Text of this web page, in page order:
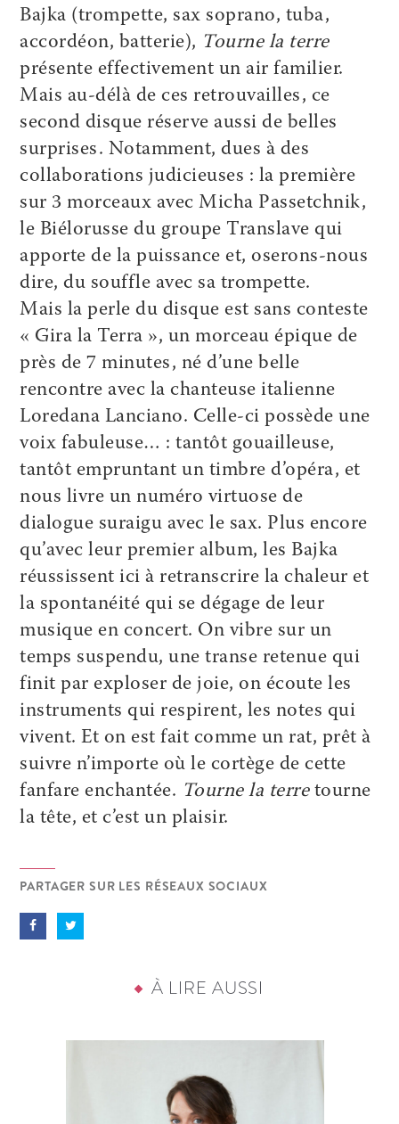
Bajka (trompette, sax soprano, tuba,
accordéon, batterie), Tourne la terre
présente effectivement un air familier.
Mais au-délà de ces retrouvailles, ce
second disque réserve aussi de belles
surprises. Notamment, dues à des
collaborations judicieuses : la première
sur 3 morceaux avec Micha Passetchnik,
le Biélorusse du groupe Translave qui
apporte de la puissance et, oserons-nous
dire, du souffle avec sa trompette.
Mais la perle du disque est sans conteste
« Gira la Terra », un morceau épique de
près de 7 minutes, né d’une belle
rencontre avec la chanteuse italienne
Loredana Lanciano. Celle-ci possède une
voix fabuleuse… : tantôt gouailleuse,
tantôt empruntant un timbre d’opéra, et
nous livre un numéro virtuose de
dialogue suraigu avec le sax. Plus encore
qu’avec leur premier album, les Bajka
réussissent ici à retranscrire la chaleur et
la spontanéité qui se dégage de leur
musique en concert. On vibre sur un
temps suspendu, une transe retenue qui
finit par exploser de joie, on écoute les
instruments qui respirent, les notes qui
vivent. Et on est fait comme un rat, prêt à
suivre n’importe où le cortège de cette
fanfare enchantée. Tourne la terretourne
la tête, et c’est un plaisir.
PARTAGER SUR LES RÉSEAUX SOCIAUX
À LIRE AUSSI